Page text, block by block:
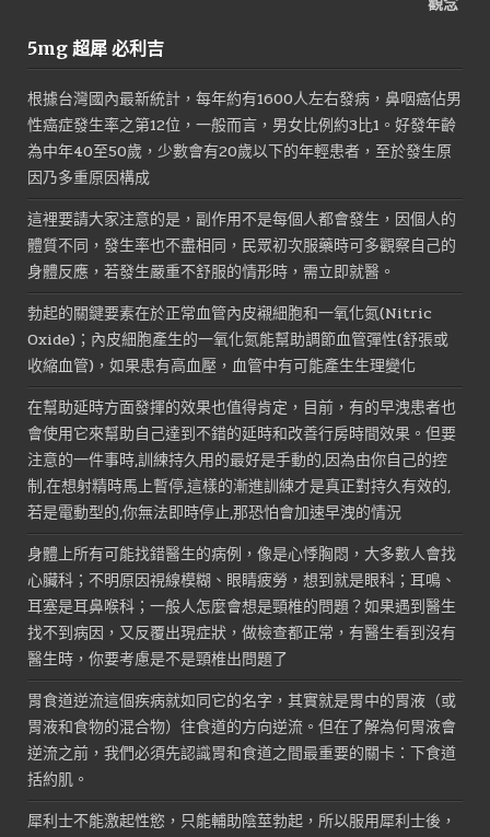
5mg 超犀 必利吉
根據台灣國內最新統計，每年約有1600人左右發病，鼻咽癌佔男
性癌症發生率之第12位，一般而言，男女比例約3比1。好發年齡
為中年40至50歲，少數會有20歲以下的年輕患者，至於發生原
因乃多重原因構成
這裡要請大家注意的是，副作用不是每個人都會發生，因個人的
體質不同，發生率也不盡相同，民眾初次服藥時可多觀察自己的
身體反應，若發生嚴重不舒服的情形時，需立即就醫。
勃起的關鍵要素在於正常血管內皮襯細胞和一氧化氮(Nitric
Oxide)；內皮細胞產生的一氧化氮能幫助調節血管彈性(舒張或
收縮血管)，如果患有高血壓，血管中有可能產生生理變化
在幫助延時方面發揮的效果也值得肯定，目前，有的早洩患者也
會使用它來幫助自己達到不錯的延時和改善行房時間效果。但要
注意的一件事時,訓練持久用的最好是手動的,因為由你自己的控
制,在想射精時馬上暫停,這樣的漸進訓練才是真正對持久有效的,
若是電動型的,你無法即時停止,那恐怕會加速早洩的情況
身體上所有可能找錯醫生的病例，像是心悸胸悶，大多數人會找
心臟科；不明原因視線模糊、眼睛疲勞，想到就是眼科；耳鳴、
耳塞是耳鼻喉科；一般人怎麼會想是頸椎的問題？如果遇到醫生
找不到病因，又反覆出現症狀，做檢查都正常，有醫生看到沒有
醫生時，你要考慮是不是頸椎出問題了
胃食道逆流這個疾病就如同它的名字，其實就是胃中的胃液（或
胃液和食物的混合物）往食道的方向逆流。但在了解為何胃液會
逆流之前，我們必須先認識胃和食道之間最重要的關卡：下食道
括約肌。
犀利士不能激起性慾，只能輔助陰莖勃起，所以服用犀利士後，